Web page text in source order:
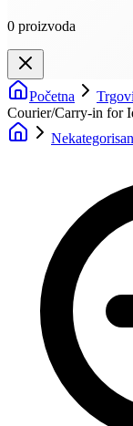
0 proizvoda
Početna
Courier/Carry-in for